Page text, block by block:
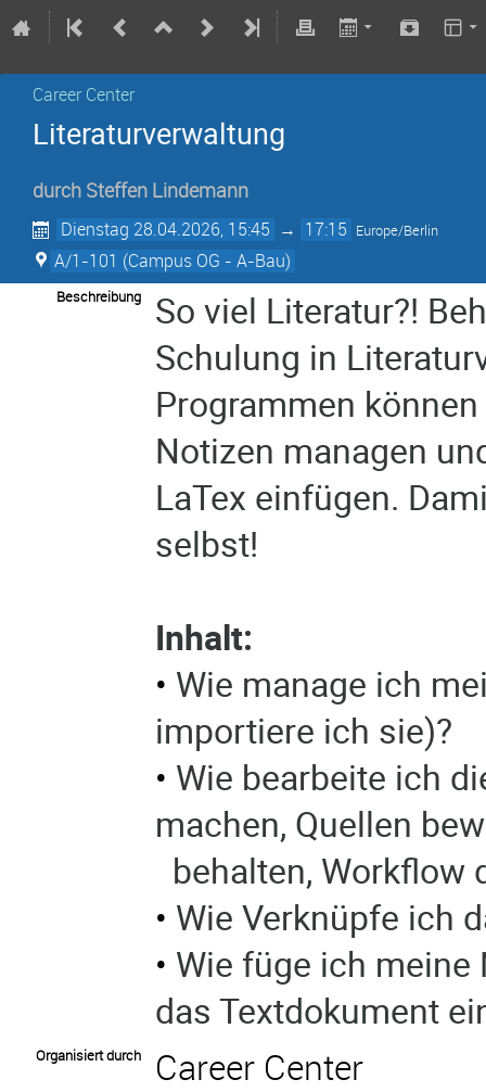
Career Center
Literaturverwaltung
durch Steffen Lindemann
Dienstag 28.04.2026, 15:45 → 17:15 Europe/Berlin
A/1-101 (Campus OG - A-Bau)
Beschreibung
So viel Literatur?!
Schulung in
Programmen
Notizen managen
LaTex einfügen.
selbst!
Inhalt:
• Wie manage ich
importiere ich sie)?
• Wie bearbeite ich
machen, Quellen
behalten, Workflow
• Wie Verknüpfe ich
• Wie füge ich
das Textdokument
Organisiert durch Career Center